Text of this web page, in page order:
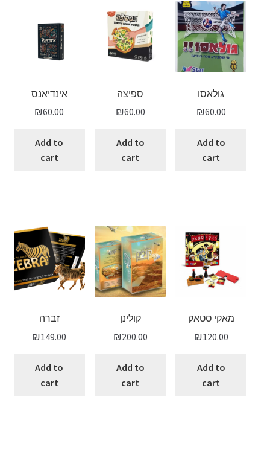
גולאסו
₪60.00
Add to
cart
ספיצה
₪60.00
Add to
cart
אינדיאנס
₪60.00
Add to
cart
מאקי סטאק
₪120.00
Add to
cart
קולינן
₪200.00
Add to
cart
זברה
₪149.00
Add to
cart